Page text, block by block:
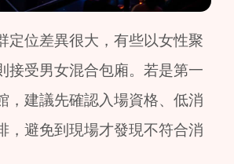
定位差異很大，有些以女性聚
接受男女混合包廂。若是第一
，建議先確認入場資格、低消
，避免到現場才發現不符合消